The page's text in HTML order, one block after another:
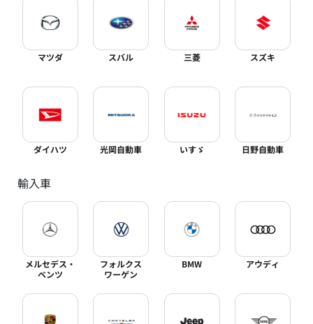
マツダ スバル 三菱 スズキ
ダイハツ 光岡自動車 いすゞ 日野自動車
輸入車
メルセデス・
ベンツ
フォルクス
ワーゲン
BMW アウディ